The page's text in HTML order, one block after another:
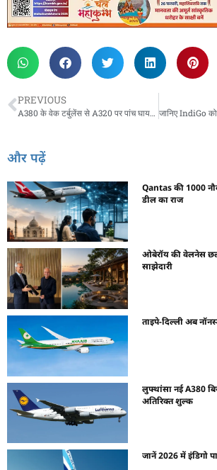
PREVIOUS
A380 के वेक टर्बुलेंस से A320 पर पांच घायल, कैसे?
और पढ़ें
Qantas की 1000
डील का राज
ओबेरॉय की वेलनेस
साझेदारी
ताइपे-दिल्ली अब
लुफ्थांसा नई A380
अतिरिक्त शुल्क
जानें 2026 में इंडिगो